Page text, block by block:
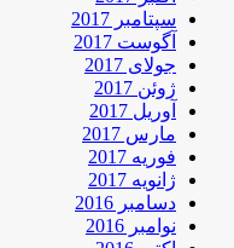
سپتامبر 2017
آگوست 2017
جولای 2017
ژوئن 2017
آوریل 2017
مارس 2017
فوریه 2017
ژانویه 2017
دسامبر 2016
نوامبر 2016